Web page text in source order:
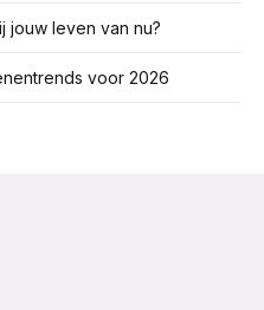
jouw leven van nu?
voor 2026